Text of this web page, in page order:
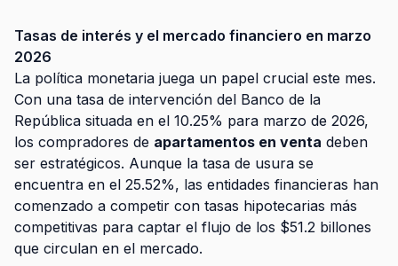
Tasas de interés y el mercado financiero en marzo
2026
La política monetaria juega un papel crucial este mes.
Con una tasa de intervención del Banco de la
República situada en el 10.25% para marzo de 2026,
los compradores de apartamentos en venta deben
ser estratégicos. Aunque la tasa de usura se
encuentra en el 25.52%, las entidades financieras han
comenzado a competir con tasas hipotecarias más
competitivas para captar el flujo de los $51.2 billones
que circulan en el mercado.